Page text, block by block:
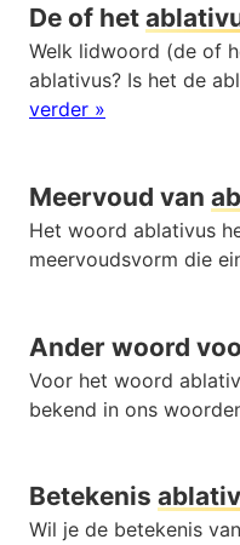
De of het
Welk lidwoord (de of
ablativus? Is het de
verder »
Meervoud van
Het woord ablativus
meervoudsvorm die
Ander woord
Voor het woord
bekend in ons
Betekenis
Wil je de betekenis